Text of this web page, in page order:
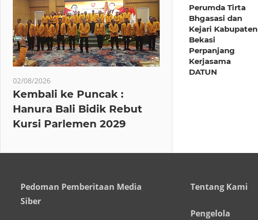
Perumda Tirta
Bhgasasi dan
Kejari Kabupaten
Bekasi
Perpanjang
Kerjasama
DATUN
02/08/2026
Kembali ke Puncak :
Hanura Bali Bidik Rebut
Kursi Parlemen 2029
Pedoman Pemberitaan Media
Siber
Tentang Kami
Pengelola